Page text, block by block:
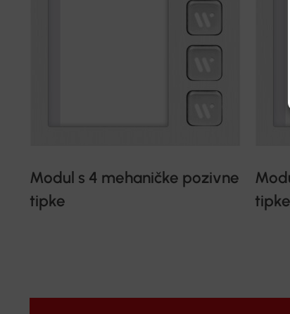
Modul s 4 mehaničke pozivne
tipke
tipke